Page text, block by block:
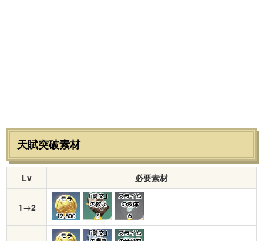
天賦突破素材
Lv 必要素材
1→2
モラ
12,500
「詩文」
の教え
3
スライム
の液体
６
モラ
「詩文」
スライム